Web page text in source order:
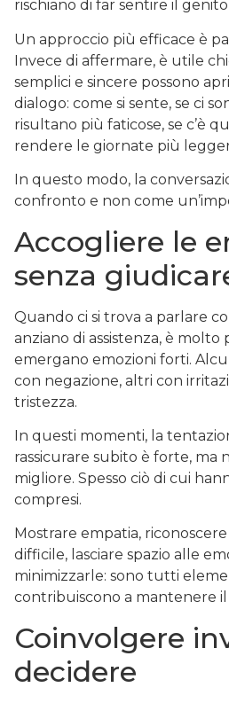
rischiano di far sentire il
Un approccio più efficace è
Invece di affermare, è utile
semplici e sincere possono
dialogo: come si sente, se ci
risultano più faticose, se c’è
rendere le giornate più
In questo modo, la
confronto e non come
Accogliere le
senza
Quando ci si trova a parlare
anziano di assistenza, è molto
emergano emozioni forti.
con negazione, altri con
tristezza.
In questi momenti, la
rassicurare subito è forte, ma
migliore. Spesso ciò di cui
compresi.
Mostrare empatia,
difficile, lasciare spazio alle
minimizzarle: sono tutti
contribuiscono a mantenere
Coinvolgere
decidere